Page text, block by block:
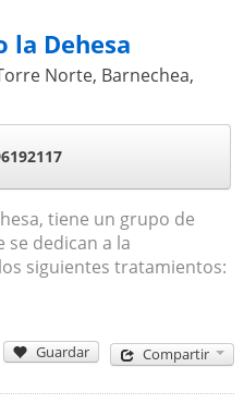
la Dehesa
Norte, Barnechea,
tiene un grupo de
se dedican a la
siguientes tratamientos:
Guardar Compartir